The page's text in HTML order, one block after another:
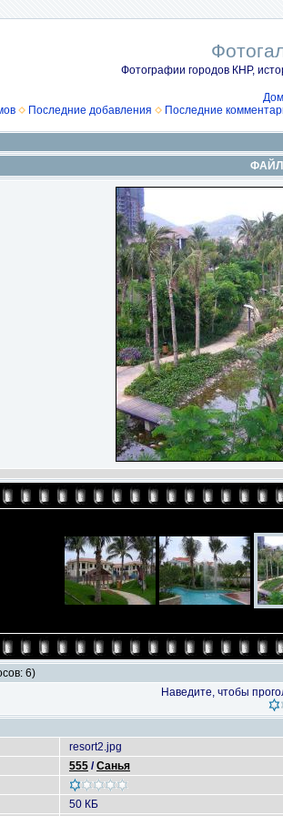
Фотографии городов КНР,
Последние добавления Последние
ФАЙЛ
6)
Наведите, чтобы
resort2.jpg
555 /Санья
50 КБ